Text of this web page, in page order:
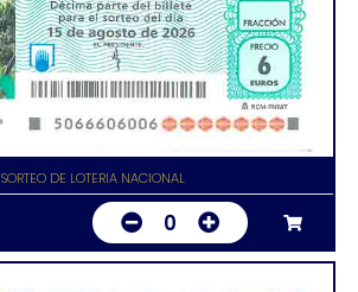
SORTEO DE LOTERIA NACIONAL
0